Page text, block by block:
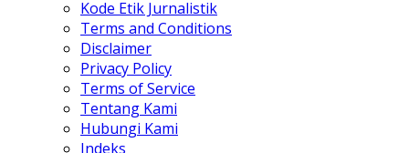
Kode Etik Jurnalistik
Terms and Conditions
Disclaimer
Privacy Policy
Terms of Service
Tentang Kami
Hubungi Kami
Indeks